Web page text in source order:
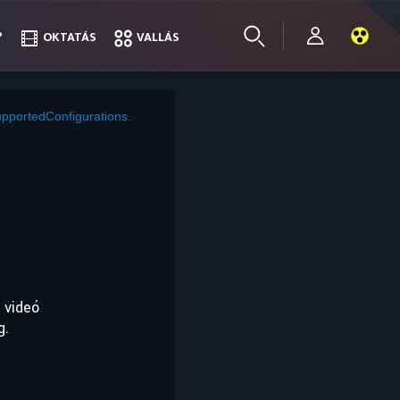
OKTATÁS VALLÁS
OKTATÁS VALLÁS